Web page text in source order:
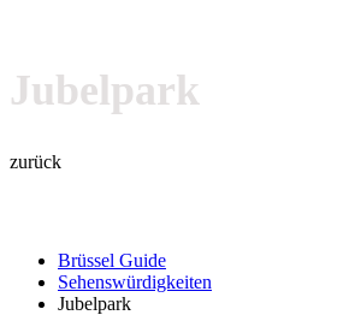
Jubelpark
zurück
Brüssel Guide
Sehenswürdigkeiten
Jubelpark